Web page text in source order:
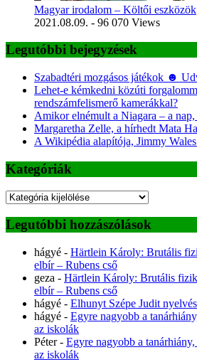
Magyar irodalom – Költői eszközök
2021.08.09. - 96 070 Views
Legutóbbi bejegyzések
Szabadtéri mozgásos játékok ☻
Lehet-e kémkedni közúti
rendszámfelismerő kamerákkal?
Amikor elnémult a Niagara – a
Margaretha Zelle, a hírhedt Mata
A Wikipédia alapítója, Jimmy
Kategóriák
Kategóriák
Legutóbbi hozzászólások
hágyé - Härtlein Károly: Brutális
elbír – Rubens cső
geza - Härtlein Károly: Brutális
elbír – Rubens cső
hágyé - Elhunyt Szépe Judit
hágyé - Egyre nagyobb a
az iskolák
Péter- Egyre nagyobb a
az iskolák